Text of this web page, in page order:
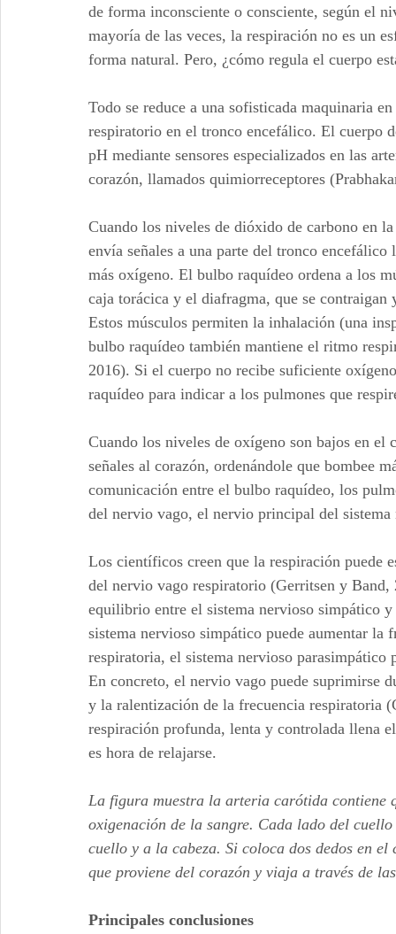
de forma inconsciente o consciente, según el
mayoría de las veces, la respiración no es un
forma natural. Pero, ¿cómo regula el cuerpo
Todo se reduce a una sofisticada maquinaria
respiratorio en el tronco encefálico. El cuerpo
pH mediante sensores especializados en las
corazón, llamados quimiorreceptores
Cuando los niveles de dióxido de carbono en
envía señales a una parte del tronco
más oxígeno. El bulbo raquídeo ordena a los
caja torácica y el diafragma, que se
Estos músculos permiten la inhalación (una
bulbo raquídeo también mantiene el ritmo
2016). Si el cuerpo no recibe suficiente
raquídeo para indicar a los pulmones que
Cuando los niveles de oxígeno son bajos en
señales al corazón, ordenándole que bombee
comunicación entre el bulbo raquídeo, los
del nervio vago, el nervio principal del sistema
Los científicos creen que la respiración puede
del nervio vago respiratorio (Gerritsen y
equilibrio entre el sistema nervioso simpático
sistema nervioso simpático puede aumentar
respiratoria, el sistema nervioso
En concreto, el nervio vago puede suprimirse
y la ralentización de la frecuencia respiratoria
respiración profunda, lenta y controlada llena
es hora de relajarse.
La figura muestra la arteria carótida contiene
oxigenación de la sangre. Cada lado del
cuello y a la cabeza. Si coloca dos dedos en
que proviene del corazón y viaja a través de
Principales conclusiones